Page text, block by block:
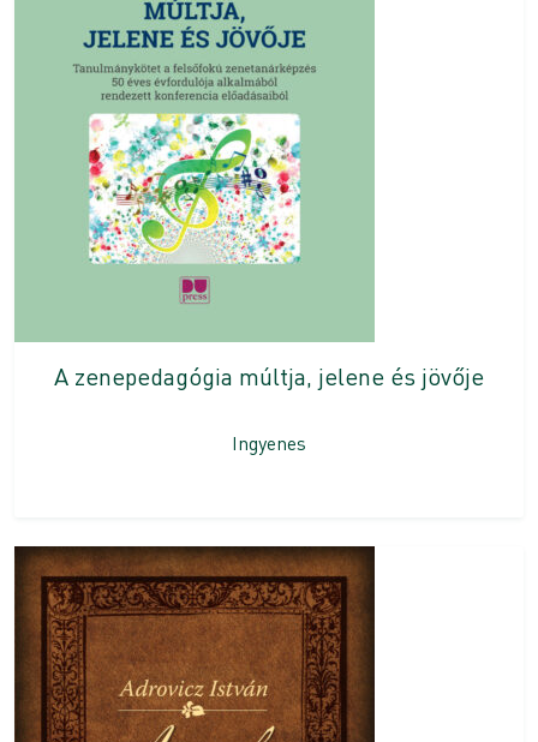
A zenepedagógia múltja, jelene és jövője
Ingyenes